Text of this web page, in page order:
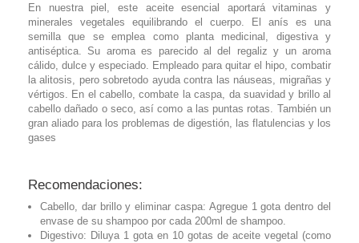
En nuestra piel, este aceite esencial aportará vitaminas y
minerales vegetales equilibrando el cuerpo. El anís es una
semilla que se emplea como planta medicinal, digestiva y
antiséptica. Su aroma es parecido al del regaliz y un aroma
cálido, dulce y especiado. Empleado para quitar el hipo, combatir
la alitosis, pero sobretodo ayuda contra las náuseas, migrañas y
vértigos. En el cabello, combate la caspa, da suavidad y brillo al
cabello dañado o seco, así como a las puntas rotas. También un
gran aliado para los problemas de digestión, las flatulencias y los
gases
Recomendaciones:
Cabello, dar brillo y eliminar caspa: Agregue 1 gota dentro del
envase de su shampoo por cada 200ml de shampoo.
Digestivo: Diluya 1 gota en 10 gotas de aceite vegetal (como